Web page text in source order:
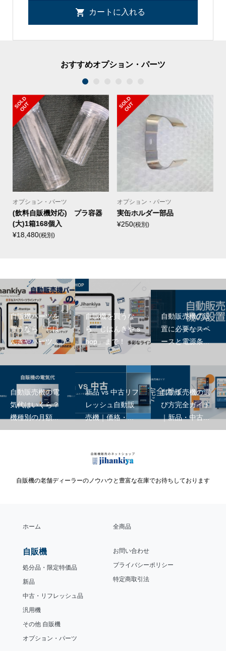
おすすめオプション・パーツ
ョン・パーツ
自販機対応) プラ容器
箱168個入
(税別)
S
O
L
D
O
U
T
オプション・パーツ
実缶ホルダー部品
(税別)
1
自販機パーツを
買うなら「じは
んきやパーツ...
自販機を買うな
ら「じはんきや.s
hop」まで！
自動販売機の設
置に必要なスペ
ースと電源条...
自動販売機の電
気代はいくら？
機種別の月額...
新品 vs 中古リフ
レッシュ自動販
売機｜価格・...
自動販売機の選
び方完全ガイド
｜新品・中古...
自販機の老舗ディーラーのノウハウと豊富な在庫でお待ちしております
ホーム 全商品
自販機
処分品・限定特価品
新品
中古・リフレッシュ品
汎用機
その他 自販機
オプション・パーツ
お問い合わせ
プライバシーポリシー
特定商取引法